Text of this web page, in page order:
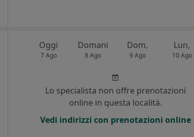
Oggi
7 Ago
Domani
8 Ago
Dom,
9 Ago
Lun,
10 Ago
Lo specialista non offre prenotazioni
online in questa località.
Vedi indirizzi con prenotazioni online